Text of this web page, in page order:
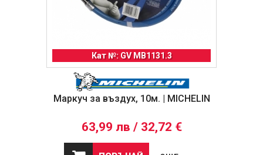
Кат №: GV MB1131.3
Маркуч за въздух, 10м. | MICHELIN
63,99 лв / 32,72 €